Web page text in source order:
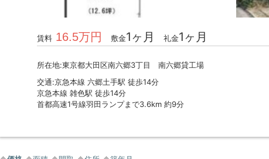
賃料16.5万円 敷金1ヶ月 礼金1ヶ月
所在地:東京都大田区南六郷3丁目 南六郷貸工場
交通:京急本線 六郷土手駅 徒歩14分
京急本線 雑色駅 徒歩14分
首都高速1号線羽田ランプまで3.6km 約9分